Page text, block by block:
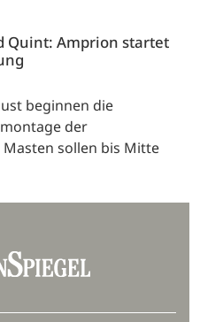
Quint: Amprion startet
beginnen die
der
sollen bis Mitte